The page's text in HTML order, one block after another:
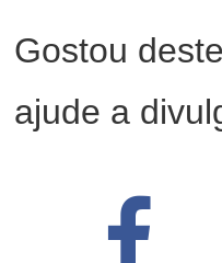
Gostou
ajude a